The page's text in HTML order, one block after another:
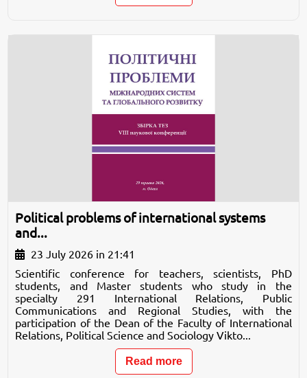
Political problems of international systems
and...
23 July 2026 in 21:41
Scientific conference for teachers, scientists, PhD
students, and Master students who study in the
specialty 291 International Relations, Public
Communications and Regional Studies, with the
participation of the Dean of the Faculty of International
Relations, Political Science and Sociology Vikto...
Read more